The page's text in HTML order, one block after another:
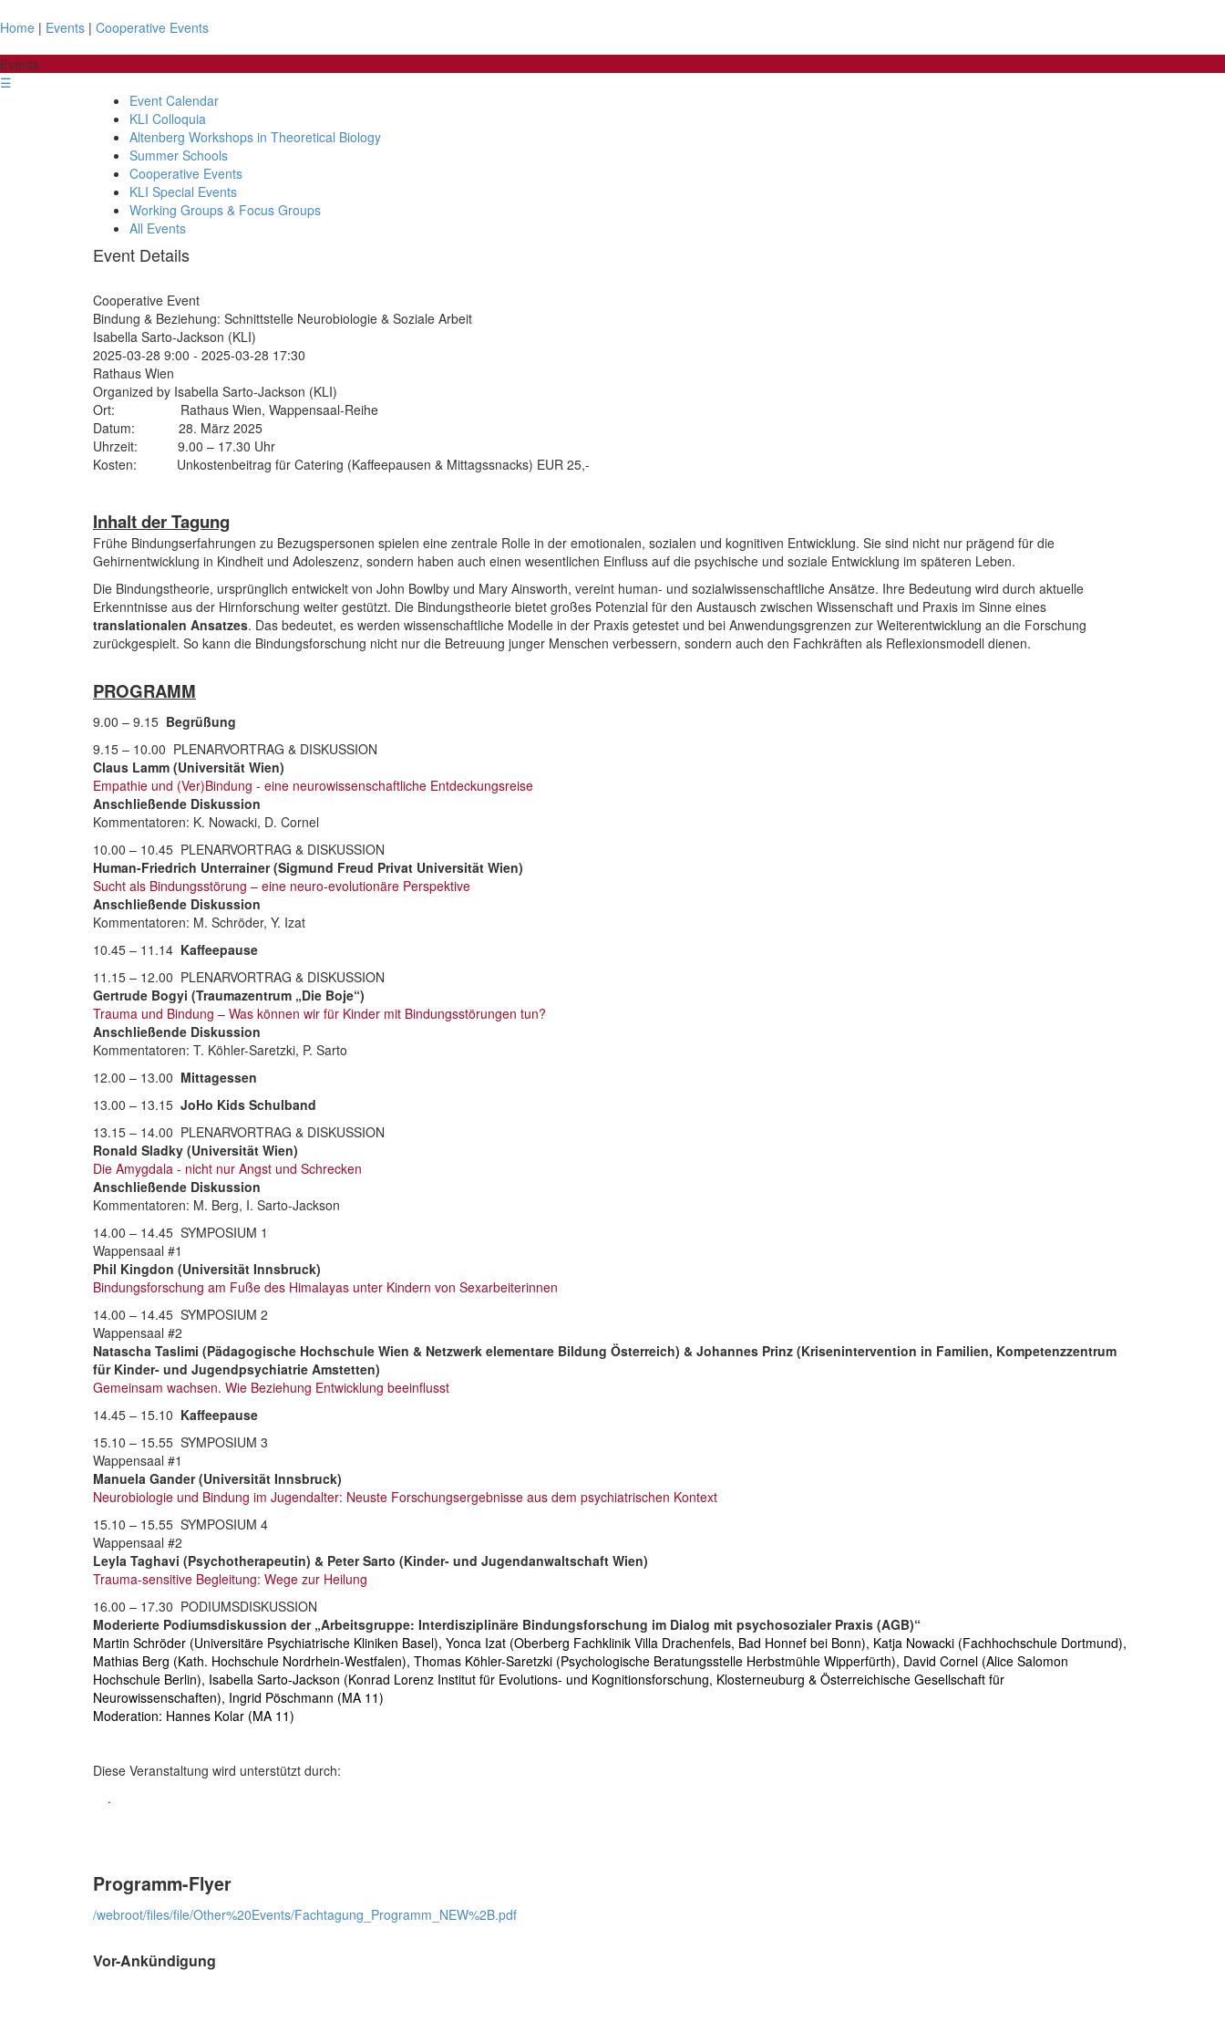
Home | Events | Cooperative Events
Events
☰
Event Calendar
KLI Colloquia
Altenberg Workshops in Theoretical Biology
Summer Schools
Cooperative Events
KLI Special Events
Working Groups & Focus Groups
All Events
Event Details
Cooperative Event
Bindung & Beziehung: Schnittstelle Neurobiologie & Soziale Arbeit
Isabella Sarto-Jackson (KLI)
2025-03-28 9:00 - 2025-03-28 17:30
Rathaus Wien
Organized by Isabella Sarto-Jackson (KLI)
Ort: Rathaus Wien, Wappensaal-Reihe
Datum: 28. März 2025
Uhrzeit: 9.00 – 17.30 Uhr
Kosten: Unkostenbeitrag für Catering (Kaffeepausen & Mittagssnacks) EUR 25,-
Inhalt der Tagung
Frühe Bindungserfahrungen zu Bezugspersonen spielen eine zentrale Rolle in der emotionalen, sozialen und kognitiven Entwicklung. Sie sind nicht nur prägend für die
Gehirnentwicklung in Kindheit und Adoleszenz, sondern haben auch einen wesentlichen Einfluss auf die psychische und soziale Entwicklung im späteren Leben.
Die Bindungstheorie, ursprünglich entwickelt von John Bowlby und Mary Ainsworth, vereint human- und sozialwissenschaftliche Ansätze. Ihre Bedeutung wird durch aktuelle
Erkenntnisse aus der Hirnforschung weiter gestützt. Die Bindungstheorie bietet großes Potenzial für den Austausch zwischen Wissenschaft und Praxis im Sinne eines
translationalen Ansatzes. Das bedeutet, es werden wissenschaftliche Modelle in der Praxis getestet und bei Anwendungsgrenzen zur Weiterentwicklung an die Forschung
zurückgespielt. So kann die Bindungsforschung nicht nur die Betreuung junger Menschen verbessern, sondern auch den Fachkräften als Reflexionsmodell dienen.
PROGRAMM
9.00 – 9.15 Begrüßung
9.15 – 10.00 PLENARVORTRAG & DISKUSSION
Claus Lamm (Universität Wien)
Empathie und (Ver)Bindung - eine neurowissenschaftliche Entdeckungsreise
Anschließende Diskussion
Kommentatoren: K. Nowacki, D. Cornel
10.00 – 10.45 PLENARVORTRAG & DISKUSSION
Human-Friedrich Unterrainer (Sigmund Freud Privat Universität Wien)
Sucht als Bindungsstörung – eine neuro-evolutionäre Perspektive
Anschließende Diskussion
Kommentatoren: M. Schröder, Y. Izat
10.45 – 11.14 Kaffeepause
11.15 – 12.00 PLENARVORTRAG & DISKUSSION
Gertrude Bogyi (Traumazentrum „Die Boje“)
Trauma und Bindung – Was können wir für Kinder mit Bindungsstörungen tun?
Anschließende Diskussion
Kommentatoren: T. Köhler-Saretzki, P. Sarto
12.00 – 13.00 Mittagessen
13.00 – 13.15 JoHo Kids Schulband
13.15 – 14.00 PLENARVORTRAG & DISKUSSION
Ronald Sladky (Universität Wien)
Die Amygdala - nicht nur Angst und Schrecken
Anschließende Diskussion
Kommentatoren: M. Berg, I. Sarto-Jackson
14.00 – 14.45 SYMPOSIUM 1
Wappensaal #1
Phil Kingdon (Universität Innsbruck)
Bindungsforschung am Fuße des Himalayas unter Kindern von Sexarbeiterinnen
14.00 – 14.45 SYMPOSIUM 2
Wappensaal #2
Natascha Taslimi (Pädagogische Hochschule Wien & Netzwerk elementare Bildung Österreich) & Johannes Prinz (Krisenintervention in Familien, Kompetenzzentrum
für Kinder- und Jugendpsychiatrie Amstetten)
Gemeinsam wachsen. Wie Beziehung Entwicklung beeinflusst
14.45 – 15.10 Kaffeepause
15.10 – 15.55 SYMPOSIUM 3
Wappensaal #1
Manuela Gander (Universität Innsbruck)
Neurobiologie und Bindung im Jugendalter: Neuste Forschungsergebnisse aus dem psychiatrischen Kontext
15.10 – 15.55 SYMPOSIUM 4
Wappensaal #2
Leyla Taghavi (Psychotherapeutin) & Peter Sarto (Kinder- und Jugendanwaltschaft Wien)
Trauma-sensitive Begleitung: Wege zur Heilung
16.00 – 17.30 PODIUMSDISKUSSION
Moderierte Podiumsdiskussion der „Arbeitsgruppe: Interdisziplinäre Bindungsforschung im Dialog mit psychosozialer Praxis (AGB)“
Martin Schröder (Universitäre Psychiatrische Kliniken Basel), Yonca Izat (Oberberg Fachklinik Villa Drachenfels, Bad Honnef bei Bonn), Katja Nowacki (Fachhochschule Dortmund),
Mathias Berg (Kath. Hochschule Nordrhein-Westfalen), Thomas Köhler-Saretzki (Psychologische Beratungsstelle Herbstmühle Wipperfürth), David Cornel (Alice Salomon
Hochschule Berlin), Isabella Sarto-Jackson (Konrad Lorenz Institut für Evolutions- und Kognitionsforschung, Klosterneuburg & Österreichische Gesellschaft für
Neurowissenschaften), Ingrid Pöschmann (MA 11)
Moderation: Hannes Kolar (MA 11)
Diese Veranstaltung wird unterstützt durch:
.
Programm-Flyer
/webroot/files/file/Other%20Events/Fachtagung_Programm_NEW%2B.pdf
Vor-Ankündigung